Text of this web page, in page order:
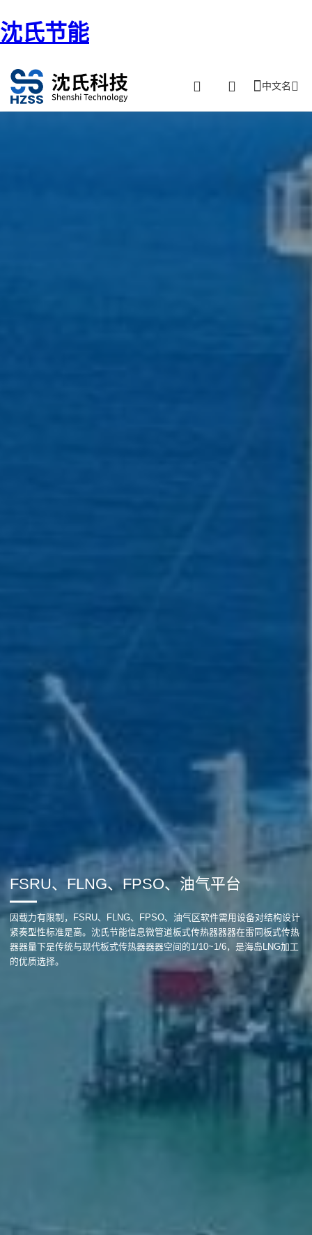
沈氏节能
中文名
首页 / 海工油船-FSRU、FLNG、FPSO、油汽网上平台
FSRU、FLNG、FPSO、油气平台
因载力有限制，FSRU、FLNG、FPSO、油气区软件需用设备对结构设计
紧奏型性标准是高。沈氏节能信息微管道板式传热器器器在雷同板式传热
器器量下是传统与现代板式传热器器器空间的1/10~1/6，是海岛LNG加工
的优质选择。